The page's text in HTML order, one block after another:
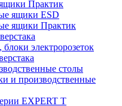
Практик
ящики ESD
ящики Практик
электророзеток
столы
и производственные
EXPERT T